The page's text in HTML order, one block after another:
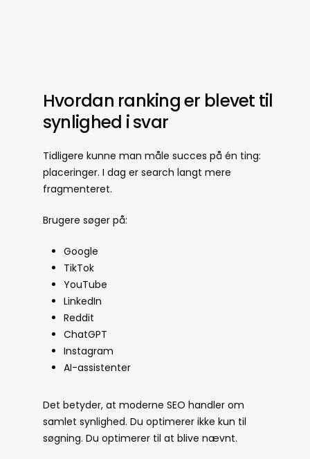
Hvordan ranking er blevet til
synlighed i svar
Tidligere kunne man måle succes på én ting:
placeringer. I dag er search langt mere
fragmenteret.
Brugere søger på:
Google
TikTok
YouTube
LinkedIn
Reddit
ChatGPT
Instagram
AI-assistenter
Det betyder, at moderne SEO handler om
samlet synlighed. Du optimerer ikke kun til
søgning. Du optimerer til at blive nævnt.